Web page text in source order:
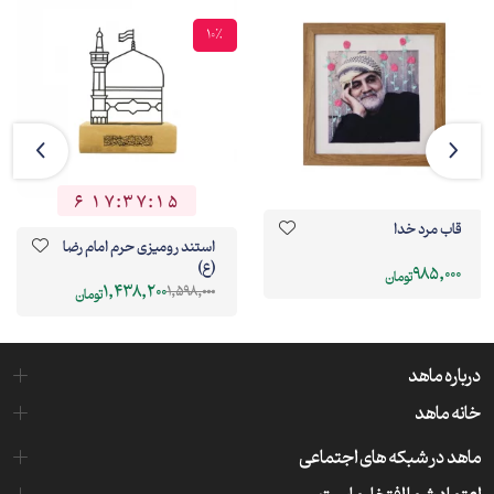
قاب مرد خدا
985,000تومان
6 1 7:37: 1 4
استند رومیزی حرم امام رضا
(ع)
1,598,000
1,438,200تومان
10%
درباره ماهد
خانه ماهد
ماهد در شبکه های اجتماعی